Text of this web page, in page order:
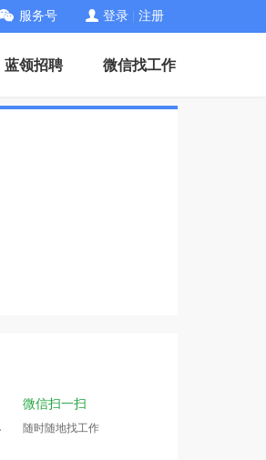
服务号 登录 注册
蓝领招聘 微信找工作
微信扫一扫
随时随地找工作